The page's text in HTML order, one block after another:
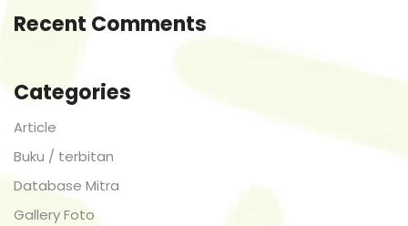
Recent Comments
Categories
Article
Buku / terbitan
Database Mitra
Gallery Foto